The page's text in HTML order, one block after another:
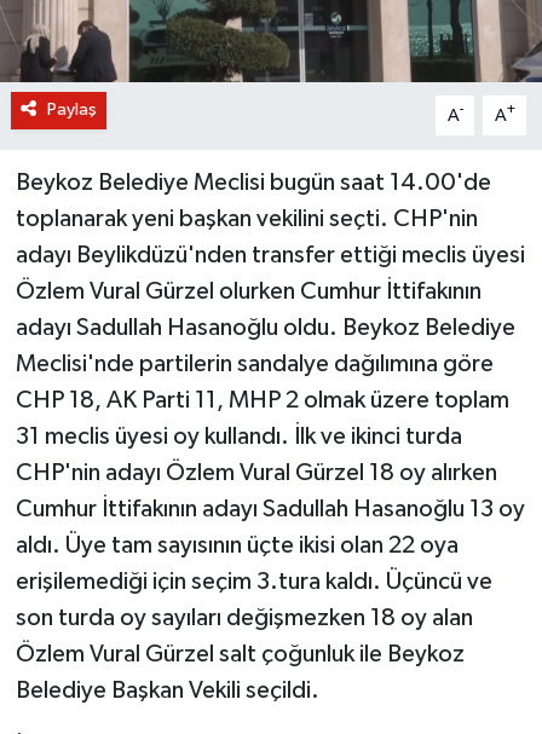
Paylaş A- A+
Beykoz Belediye Meclisi bugün saat 14.00'de
toplanarak yeni başkan vekilini seçti. CHP'nin
adayı Beylikdüzü'nden transfer ettiği meclis üyesi
Özlem Vural Gürzel olurken Cumhur İttifakının
adayı Sadullah Hasanoğlu oldu. Beykoz Belediye
Meclisi'nde partilerin sandalye dağılımına göre
CHP 18, AK Parti 11, MHP 2 olmak üzere toplam
31 meclis üyesi oy kullandı. İlk ve ikinci turda
CHP'nin adayı Özlem Vural Gürzel 18 oy alırken
Cumhur İttifakının adayı Sadullah Hasanoğlu 13 oy
aldı. Üye tam sayısının üçte ikisi olan 22 oya
erişilemediği için seçim 3.tura kaldı. Üçüncü ve
son turda oy sayıları değişmezken 18 oy alan
Özlem Vural Gürzel salt çoğunluk ile Beykoz
Belediye Başkan Vekili seçildi.